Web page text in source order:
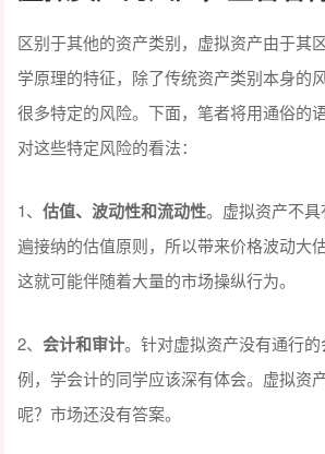
区别于其他的资产类别，虚拟资产由于其
学原理的特征，除了传统资产类别本身的
很多特定的风险。下面，笔者将用通俗的
对这些特定风险的看法：
1、估值、波动性和流动性。虚拟资产不
遍接纳的估值原则，所以带来价格波动大
这就可能伴随着大量的市场操纵行为。
2、会计和审计。针对虚拟资产没有通行
例，学会计的同学应该深有体会。虚拟资
呢？市场还没有答案。